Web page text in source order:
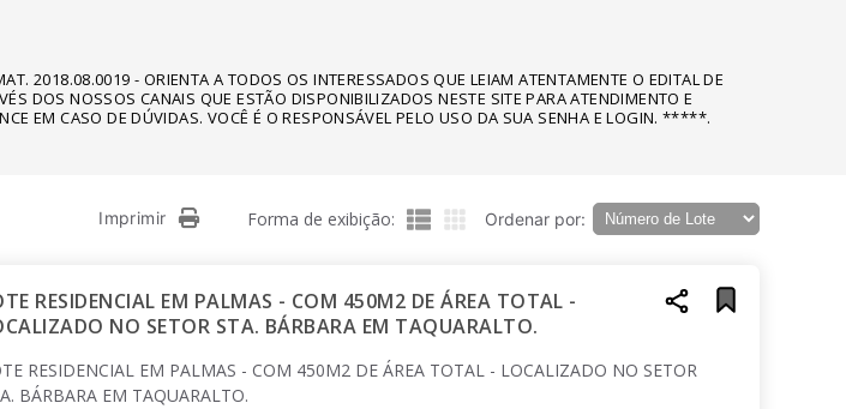
2018.08.0019 - ORIENTA A TODOS OS INTERESSADOS QUE LEIAM ATENTAMENTE O EDITAL DE
DOS NOSSOS CANAIS QUE ESTÃO DISPONIBILIZADOS NESTE SITE PARA ATENDIMENTO E
EM CASO DE DÚVIDAS. VOCÊ É O RESPONSÁVEL PELO USO DA SUA SENHA E LOGIN. *****.
Imprimir Forma de exibição: Ordenar por:
RESIDENCIAL EM PALMAS - COM 450M2 DE ÁREA TOTAL -
NO SETOR STA. BÁRBARA EM TAQUARALTO.
RESIDENCIAL EM PALMAS - COM 450M2 DE ÁREA TOTAL - LOCALIZADO NO SETOR
BÁRBARA EM TAQUARALTO.